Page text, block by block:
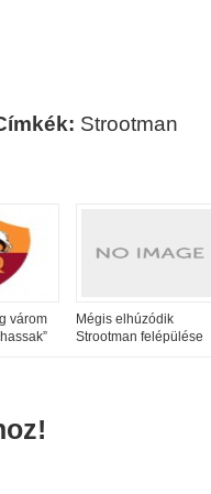
Strootman
várom
Mégis elhúzódik
Strootman felépülése